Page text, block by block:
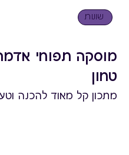
שונות
מוסקה תפוחי
טחון
מתכון קל מאוד להכנה